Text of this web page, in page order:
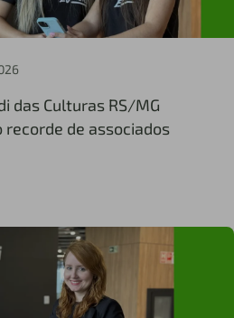
das Culturas RS/MG
de associados